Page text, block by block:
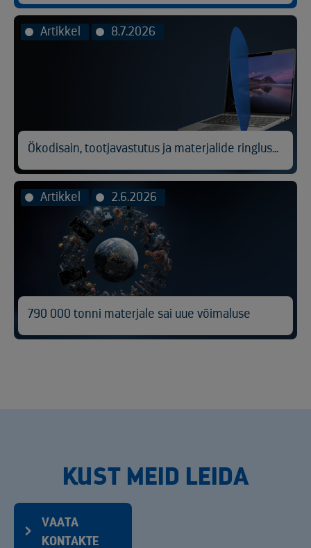
Artikkel 8.7.2026
Ökodisain, tootjavastutus ja materjalide ringlussevõtt
Artikkel 2.6.2026
790 000 tonni materjale sai uue võimaluse
KUST MEID LEIDA
VAATA
KONTAKTE